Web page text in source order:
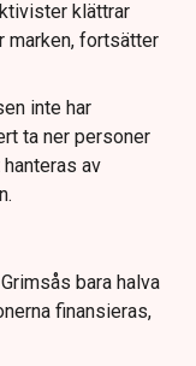
klättrar
marken, fortsätter
inte har
ta ner personer
av
bara halva
finansieras,